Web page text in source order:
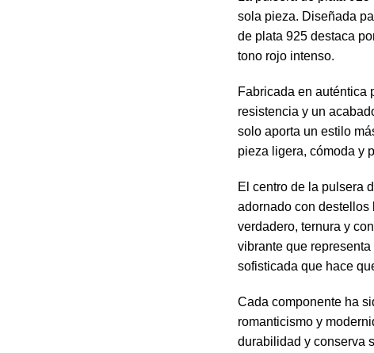
sola pieza. Diseñada
de plata 925 destaca
tono rojo intenso.
Fabricada en auténtica
resistencia y un
solo aporta un estilo
pieza ligera, cómoda y
El centro de la pulsera
adornado con destellos
verdadero, ternura y
vibrante que
sofisticada que hace
Cada componente ha
romanticismo y
durabilidad y conserva